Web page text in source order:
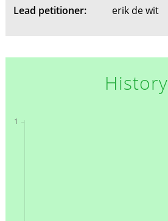
Lead petitioner:
erik de wit
History